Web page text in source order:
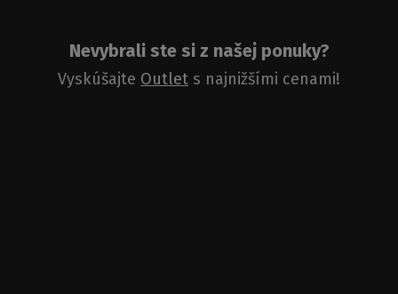
Nevybrali ste si z našej ponuky?
Vyskúšajte Outlet s najnižšími cenami!